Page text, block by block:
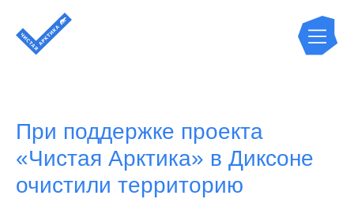
При поддержке проекта
«Чистая Арктика» в Диксоне
очистили территорию